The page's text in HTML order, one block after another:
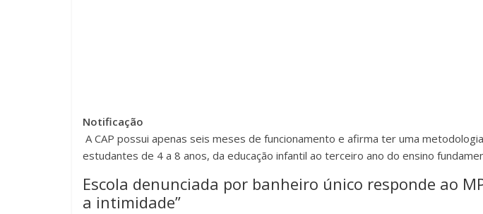
Notificação
A CAP possui apenas seis meses de funcionamento e afirma ter uma
estudantes de 4 a 8 anos, da educação infantil ao terceiro ano do ensino
Escola denunciada por banheiro único responde ao
a intimidade”